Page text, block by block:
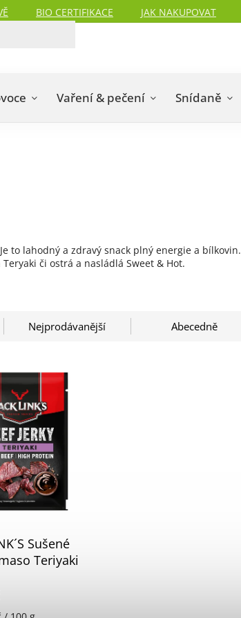
BIO CERTIFIKACE JAK NAKUPOVAT
Vaření & pečení Snídaně
to lahodný a zdravý snack plný energie a bílkovin.
či ostrá a nasládlá Sweet & Hot.
Nejprodávanější Abecedně
Sušené
Teriyaki